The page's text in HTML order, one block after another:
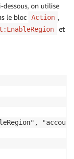
dessous, on utilise
le bloc Action ,
et